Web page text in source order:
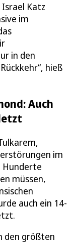
Katz
im
in den
hieß
Auch
im
Hunderte
müssen,
auch ein 14-
den größten